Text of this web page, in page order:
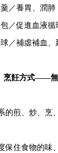
／養胃、潤肺
／促進血液循
／補虛補血、
烹飪方式——
的煎、炒、烹
保住食物的味